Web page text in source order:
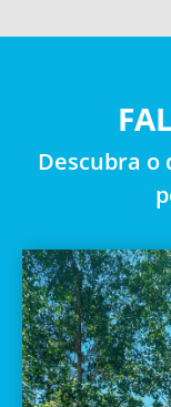
Descubra o